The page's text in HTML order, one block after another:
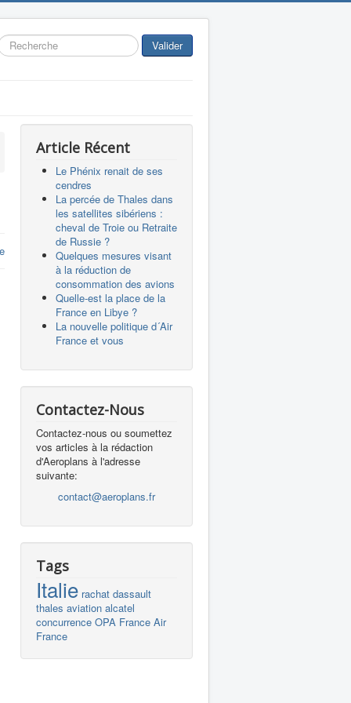
Valider
Article Récent
Le Phénix renait de ses
cendres
La percée de Thales dans
les satellites sibériens :
cheval de Troie ou Retraite
de Russie ?
Quelques mesures visant
à la réduction de
consommation des avions
Quelle-est la place de la
France en Libye ?
La nouvelle politique d´Air
France et vous
Contactez-Nous
Contactez-nous ou soumettez
vos articles à la rédaction
d'Aeroplans à l'adresse
suivante:
contact@aeroplans.fr
Tags
Italie rachat dassault
thales aviation alcatel
concurrence OPA France Air
France